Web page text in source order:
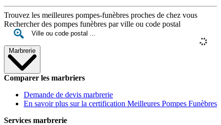
Trouvez les meilleures pompes-funèbres proches de chez vous
Rechercher des pompes funèbres par ville ou code postal
Marbrerie
Comparer les marbriers
Demande de devis marbrerie
En savoir plus sur la certification Meilleures Pompes Funèbres
Services marbrerie